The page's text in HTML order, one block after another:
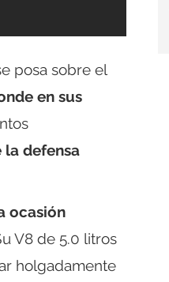
posa sobre el
en sus
la defensa
ocasión
V8 de 5.0 litros
holgadamente